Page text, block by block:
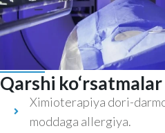
Qarshi ko‘rsatmalar
Ximioterapiya dori-
moddaga allergiya.